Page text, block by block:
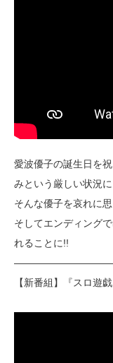
愛波優子の誕生日を
みという厳しい状況
そんな優子を哀れに
そしてエンディング
れることに!!
【新番組】『スロ遊